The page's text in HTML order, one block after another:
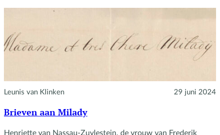
Leunis van Klinken 29 juni 2024
Brieven aan Milady
Henriette van Nassau-Zuylestein, de vrouw van Frederik